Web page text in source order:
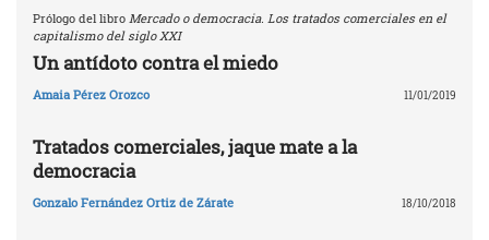
Prólogo del libro Mercado o democracia. Los tratados comerciales en el
capitalismo del siglo XXI
Un antídoto contra el miedo
Amaia Pérez Orozco 11/01/2019
Tratados comerciales, jaque mate a la
democracia
Gonzalo Fernández Ortiz de Zárate 18/10/2018